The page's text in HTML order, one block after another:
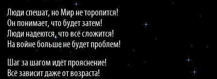
Люди спешат, но Мир не торопится!
Он понимает, что будет затем!
Люди надеются, что всё сложится!
На войне больше не будет проблем!
Шаг за шагом идёт прояснение!
Всё зависит даже от возраста!